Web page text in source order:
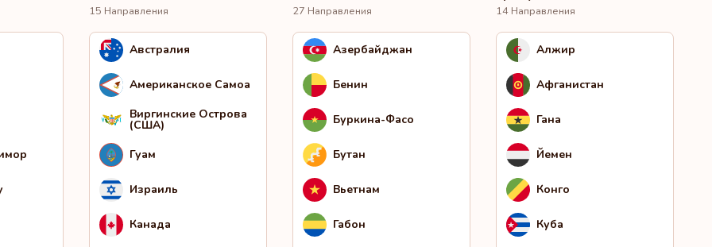
15 Направления
Австралия
Американское Самоа
Виргинские Острова
(США)
Гуам
Израиль
Канада
27 Направления
Азербайджан
Бенин
Буркина-Фасо
Бутан
Вьетнам
Габон
14 Направления
Алжир
Афганистан
Гана
Йемен
Конго
Куба